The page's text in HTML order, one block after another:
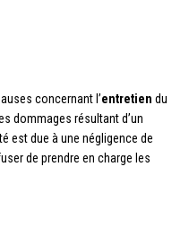
concernant l’entretien du
dommages résultant d’un
est due à une négligence de
de prendre en charge les